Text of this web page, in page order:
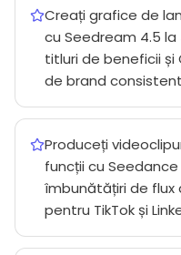
Creați grafice de
cu Seedream 4.5
titluri de beneficii și
de brand consistent
Produceți
funcții cu Seedance
îmbunătățiri de
pentru TikTok și